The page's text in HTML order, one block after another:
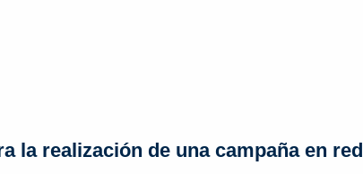
la realización de una campaña en